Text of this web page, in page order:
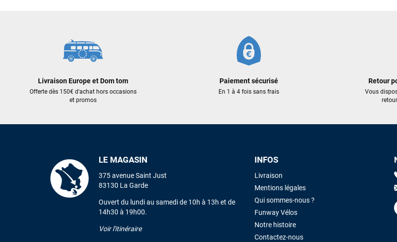
Livraison Europe et Dom tom
Offerte dès 150€ d'achat hors occasions
et promos
Paiement sécurisé
En 1 à 4 fois sans frais
Retour
Vous
LE MAGASIN
375 avenue Saint Just
83130 La Garde
Ouvert du lundi au samedi de 10h à 13h et de
14h30 à 19h00.
Voir l'itinéraire
INFOS
Livraison
Mentions légales
Qui sommes-nous ?
Funway Vélos
Notre histoire
Contactez-nous
Cela faisait 6 mois que je galérais à remplacer ma board
trouvé une pépite à laquelle je n'aurais jamais pensé !
excellent prix et en plus super sympas. Merci encore pour
dyno !